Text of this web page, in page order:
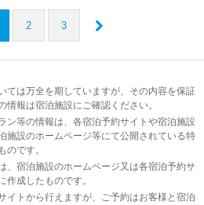
2 3
ては万全を期していますが、その内容を保証
報は宿泊施設にご確認ください。
ン等の情報は、各宿泊予約サイトや宿泊施設
施設のホームページ等にて公開されている特
のです。
、宿泊施設のホームページ又は各宿泊予約サ
作成したものです。
イトから行えますが、ご予約はお客様と宿泊